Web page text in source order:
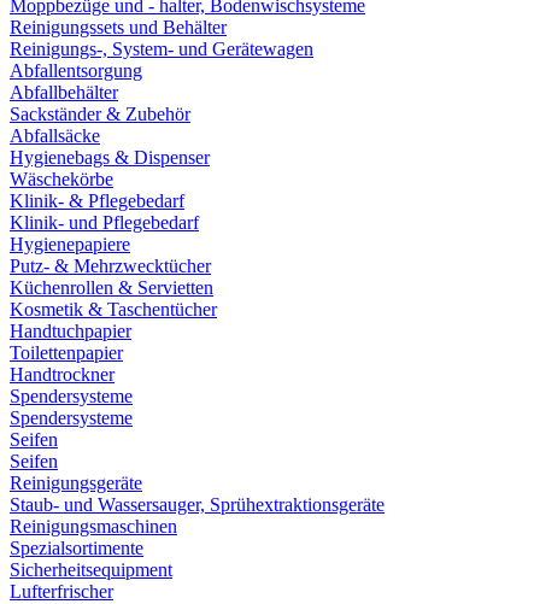
Moppbezüge und - halter, Bodenwischsysteme
Reinigungssets und Behälter
Reinigungs-, System- und Gerätewagen
Abfallentsorgung
Abfallbehälter
Sackständer & Zubehör
Abfallsäcke
Hygienebags & Dispenser
Wäschekörbe
Klinik- & Pflegebedarf
Klinik- und Pflegebedarf
Hygienepapiere
Putz- & Mehrzwecktücher
Küchenrollen & Servietten
Kosmetik & Taschentücher
Handtuchpapier
Toilettenpapier
Handtrockner
Spendersysteme
Spendersysteme
Seifen
Seifen
Reinigungsgeräte
Staub- und Wassersauger, Sprühextraktionsgeräte
Reinigungsmaschinen
Spezialsortimente
Sicherheitsequipment
Lufterfrischer